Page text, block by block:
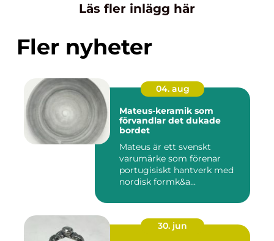
Läs fler inlägg här
Fler nyheter
04. aug
Mateus-keramik som
förvandlar det dukade
bordet
Mateus är ett svenskt
varumärke som förenar
portugisiskt hantverk med
nordisk formk&a...
30. jun